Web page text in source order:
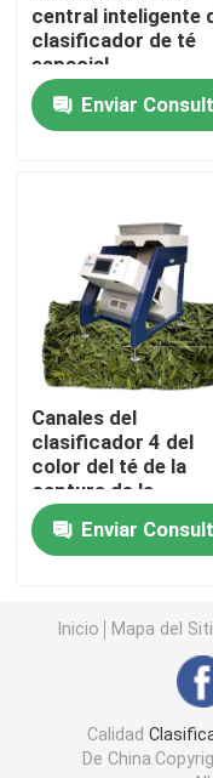
clasificador del
Los granos de
Clasificador del
clasificador del
Clasificador Nuts
clasificador
Clasificador del
Clasificadora
central inteligente
clasificador de té
espacial
multidimensional
Enviar
Canales del
clasificador 4 del
color del té de la
captura de la
proyección de
de Toshiba HD
Enviar
Inicio Mapa del
Calidad
De